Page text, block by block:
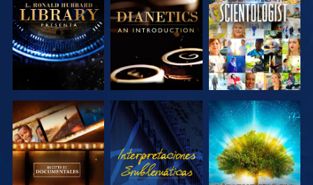
SERIES
SERIES
EXPLORA LAS
SERIES
VE
EXPLORA LAS
SERIES